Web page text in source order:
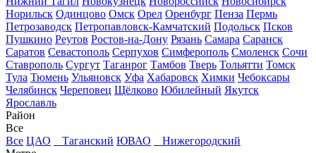
Норильск Одинцово Омск Орел Оренбург Пенза Пермь
Петрозаводск Петропавловск-Камчатский Подольск Псков
Пушкино Реутов Ростов-на-Дону Рязань Самара Саранск
Саратов Севастополь Серпухов Симферополь Смоленск Сочи
Ставрополь Сургут Таганрог Тамбов Тверь Тольятти Томск
Тула Тюмень Ульяновск Уфа Хабаровск Химки Чебоксары
Челябинск Череповец Щёлково Юбилейный Якутск
Ярославль
Район
Все
Все ЦАО Таганский ЮВАО
Нижегородский